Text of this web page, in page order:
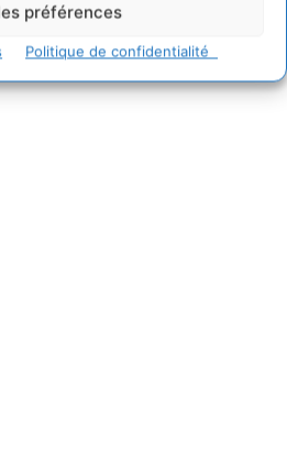
préférences
Politique de confidentialité